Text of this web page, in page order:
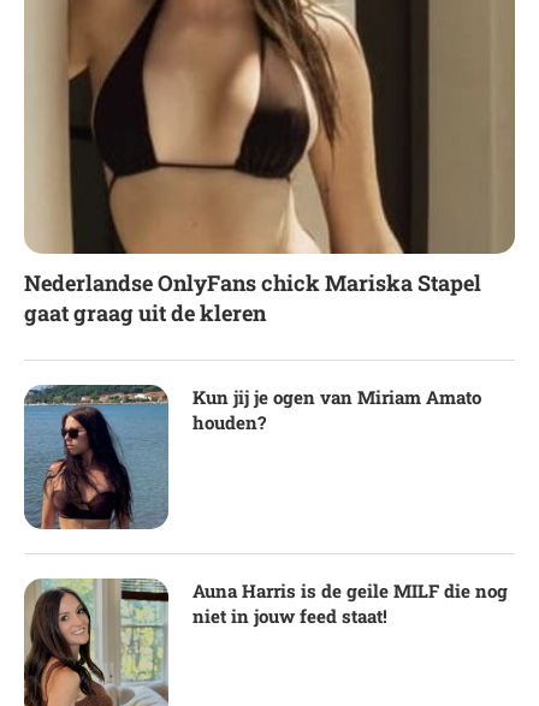
Nederlandse OnlyFans chick Mariska Stapel
gaat graag uit de kleren
Kun jij je ogen van Miriam Amato
houden?
Auna Harris is de geile MILF die nog
niet in jouw feed staat!